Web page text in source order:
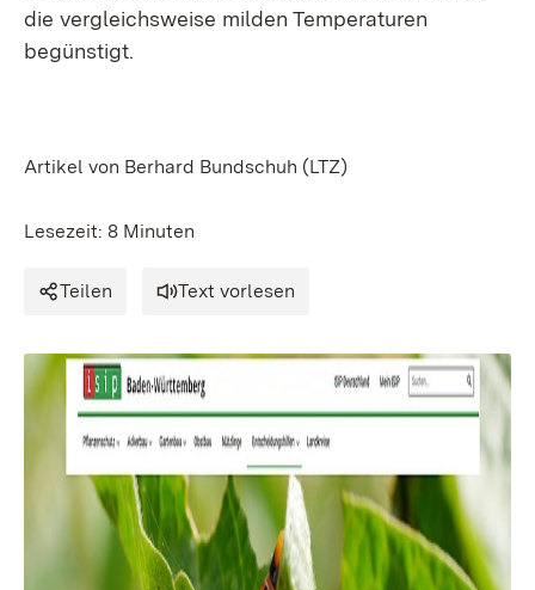
die vergleichsweise milden Temperaturen
begünstigt.
Artikel von Berhard Bundschuh (LTZ)
Lesezeit: 8 Minuten
Teilen Text vorlesen